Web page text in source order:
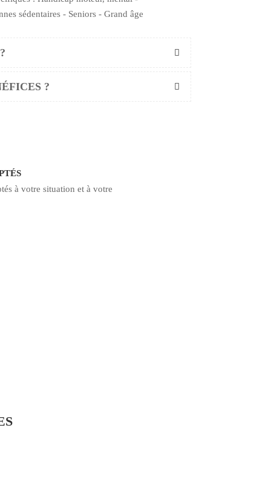
sédentaires - Seniors - Grand âge
?
à votre situation et à votre